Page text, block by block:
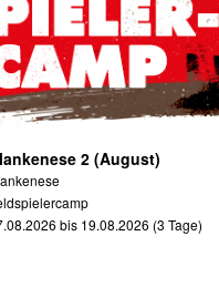
2 (August)
bis 19.08.2026 (3 Tage)